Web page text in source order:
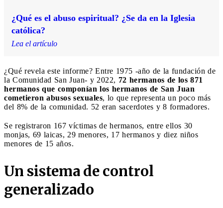
¿Qué es el abuso espiritual? ¿Se da en la Iglesia
católica?
Lea el artículo
¿Qué revela este informe? Entre 1975 -año de la fundación de
la Comunidad San Juan- y 2022, 72 hermanos de los 871
hermanos que componían los hermanos de San Juan
cometieron abusos sexuales, lo que representa un poco más
del 8% de la comunidad. 52 eran sacerdotes y 8 formadores.
Se registraron 167 víctimas de hermanos, entre ellos 30
monjas, 69 laicas, 29 menores, 17 hermanos y diez niños
menores de 15 años.
Un sistema de control
generalizado